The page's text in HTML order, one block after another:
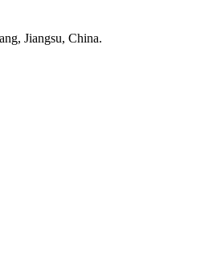
Jiangsu, China.